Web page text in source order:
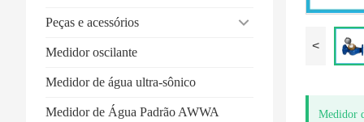
Peças e acessórios
Medidor oscilante
Medidor de água ultra-sônico
Medidor de Água Padrão AWWA
<
Medidor